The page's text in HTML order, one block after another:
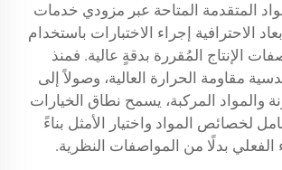
المتقدمة المتاحة عبر مزودي خدمات
الاحترافية إجراء الاختبارات باستخدام
الإنتاج المُقررة بدقةٍ عالية. فمنذ
مقاومة الحرارة العالية، وصولاً إلى
والمواد المركبة، يسمح نطاق الخيارات
لخصائص المواد واختيار الأمثل بناءً
الفعلي بدلًا من المواصفات النظرية.